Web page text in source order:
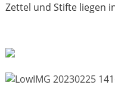
Zettel und Stifte liegen